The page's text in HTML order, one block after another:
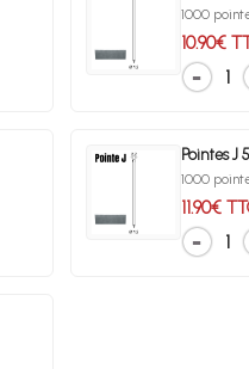
1000
10.90€
1
Pointes J
1000
11.90€
1